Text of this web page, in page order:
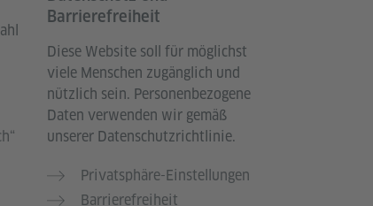
Barrierefreiheit
Diese Website soll für möglichst
viele Menschen zugänglich und
nützlich sein. Personenbezogene
Daten verwenden wir gemäß
unserer Datenschutzrichtlinie.
Privatsphäre-Einstellungen
Barrierefreiheit